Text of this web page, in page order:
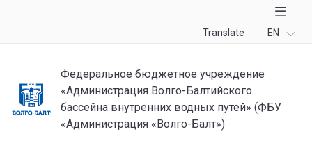
Translate EN
Федеральное бюджетное учреждение
«Администрация Волго-Балтийского
бассейна внутренних водных путей» (ФБУ
«Администрация «Волго-Балт»)